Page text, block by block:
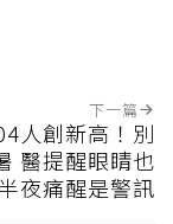
下一篇
人創新高！別
醫提醒眼睛也
夜痛醒是警訊